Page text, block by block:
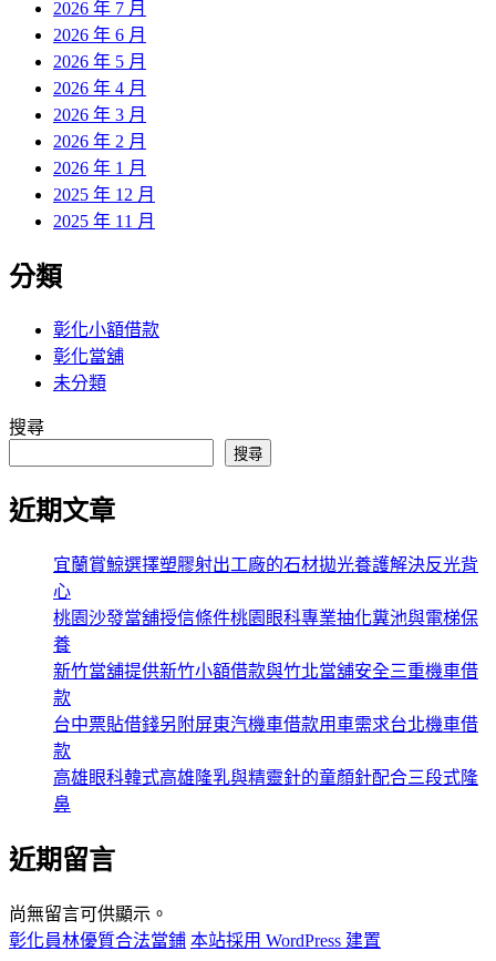
2026 年 7 月
2026 年 6 月
2026 年 5 月
2026 年 4 月
2026 年 3 月
2026 年 2 月
2026 年 1 月
2025 年 12 月
2025 年 11 月
分類
彰化小額借款
彰化當舖
未分類
搜尋
搜尋
近期文章
宜蘭賞鯨選擇塑膠射出工廠的石材拋光養護解決反光背
心
桃園沙發當舖授信條件桃園眼科專業抽化糞池與電梯保
養
新竹當舖提供新竹小額借款與竹北當舖安全三重機車借
款
台中票貼借錢另附屏東汽機車借款用車需求台北機車借
款
高雄眼科韓式高雄隆乳與精靈針的童顏針配合三段式隆
鼻
近期留言
尚無留言可供顯示。
彰化員林優質合法當鋪 本站採用 WordPress 建置